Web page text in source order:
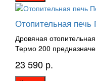
Отопительная
Дровяная
Термо 200
23 590 р.